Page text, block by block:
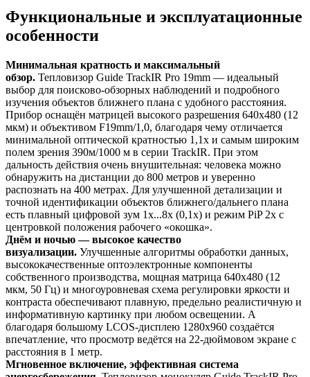
Функциональные и эксплуатационные
особенности
Минимальная кратность и максимальный
обзор. Тепловизор Guide TrackIR Pro 19mm — идеальный
выбор для поисково-обзорных наблюдений и подробного
изучения объектов ближнего плана с удобного расстояния.
Прибор оснащён матрицей высокого разрешения 640x480 (12
мкм) и объективом F19mm/1,0, благодаря чему отличается
минимальной оптической кратностью 1,1x и самым широким
полем зрения 390м/1000 м в серии TrackIR. При этом
дальность действия очень внушительная: человека можно
обнаружить на дистанции до 800 метров и уверенно
распознать на 400 метрах. Для улучшенной детализации и
точной идентификации объектов ближнего/дальнего плана
есть плавный цифровой зум 1x...8x (0,1x) и режим PiP 2x с
центровкой положения рабочего «окошка».
Днём и ночью — высокое качество
визуализации. Улучшенные алгоритмы обработки данных,
высококачественные оптоэлектронные компоненты
собственного производства, мощная матрица 640x480 (12
мкм, 50 Гц) и многоуровневая схема регулировки яркости и
контраста обеспечивают плавную, предельно реалистичную и
информативную картинку при любом освещении. А
благодаря большому LCOS-дисплею 1280x960 создаётся
впечатление, что просмотр ведётся на 22-дюймовом экране с
расстояния в 1 метр.
Мгновенное включение, эффективная система